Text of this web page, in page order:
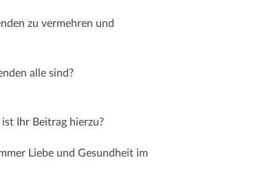
zu vermehren und
alle sind?
Ihr Beitrag hierzu?
Liebe und Gesundheit im